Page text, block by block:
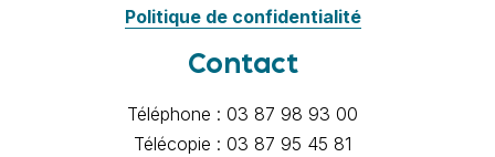
Politique de confidentialité
Contact
Téléphone : 03 87 98 93 00
Télécopie : 03 87 95 45 81